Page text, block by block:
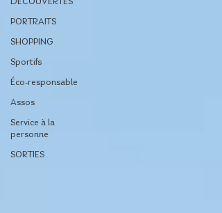
DÉCOUVERTES
PORTRAITS
SHOPPING
Sportifs
Éco-responsable
Assos
Service à la
personne
SORTIES